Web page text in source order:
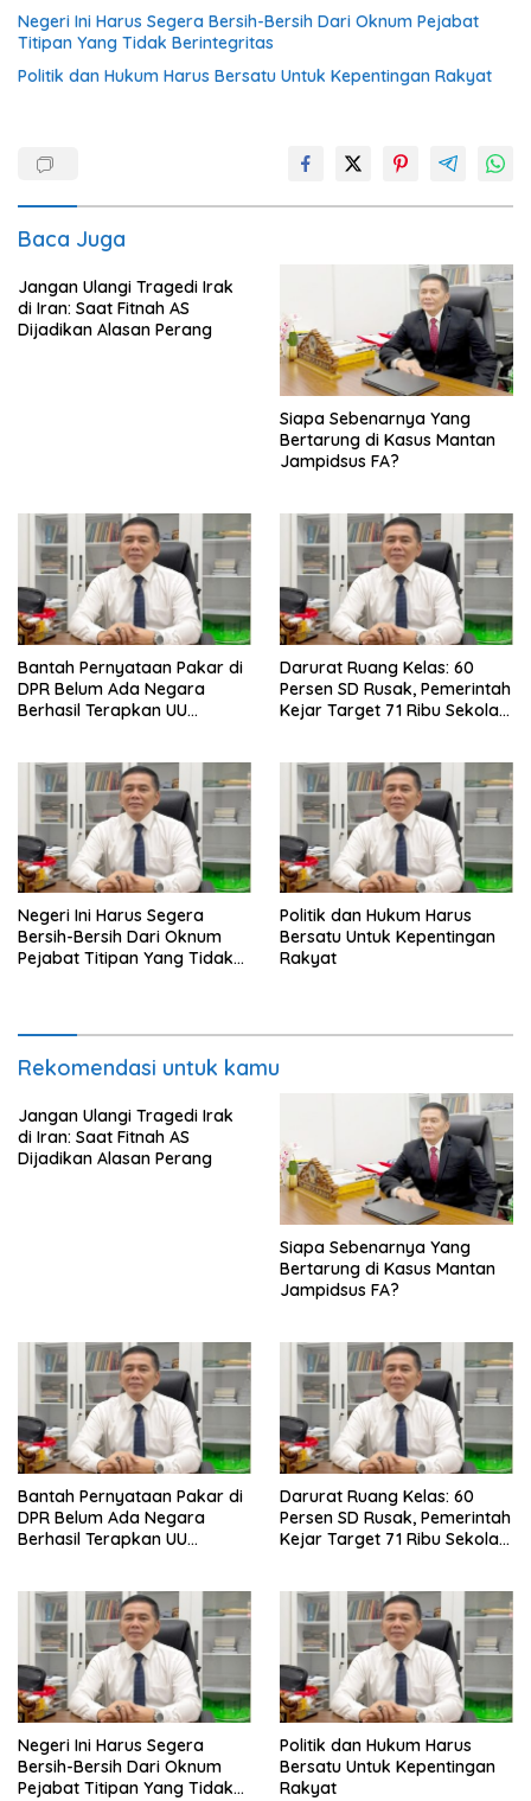
Negeri Ini Harus Segera Bersih-Bersih Dari Oknum Pejabat
Titipan Yang Tidak Berintegritas
Politik dan Hukum Harus Bersatu Untuk Kepentingan Rakyat
Baca Juga
Jangan Ulangi Tragedi Irak
di Iran: Saat Fitnah AS
Dijadikan Alasan Perang
Siapa Sebenarnya Yang
Bertarung di Kasus Mantan
Jampidsus FA?
Bantah Pernyataan Pakar di
DPR Belum Ada Negara
Berhasil Terapkan UU
Baca
Darurat Ruang Kelas: 60
Persen SD Rusak, Pemerintah
Kejar Target 71 Ribu Sekolah
Negeri Ini Harus Segera
Bersih-Bersih Dari Oknum
Pejabat Titipan Yang Tidak
Politik dan Hukum Harus
Bersatu Untuk Kepentingan
Rakyat
Rekomendasi untuk kamu
Jangan Ulangi Tragedi Irak
di Iran: Saat Fitnah AS
Dijadikan Alasan Perang
Siapa Sebenarnya Yang
Bertarung di Kasus Mantan
Jampidsus FA?
Bantah Pernyataan Pakar di
DPR Belum Ada Negara
Berhasil Terapkan UU
Baca
Darurat Ruang Kelas: 60
Persen SD Rusak, Pemerintah
Kejar Target 71 Ribu Sekolah
Negeri Ini Harus Segera
Bersih-Bersih Dari Oknum
Pejabat Titipan Yang Tidak
Politik dan Hukum Harus
Bersatu Untuk Kepentingan
Rakyat